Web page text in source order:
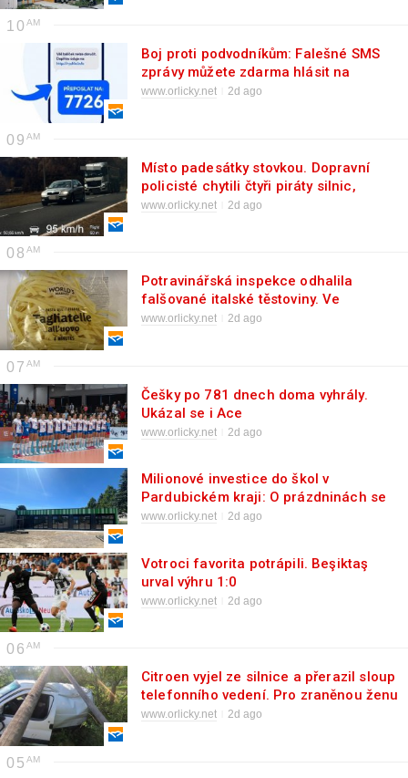
10
Boj proti podvodníkům: Falešné SMS
zprávy můžete zdarma hlásit na
jednotnou linku 7726
www.orlicky.net 2d ago
09
Místo padesátky stovkou. Dopravní
policisté chytili čtyři piráty silnic,
cizinci platili vysoké kauce
www.orlicky.net 2d ago
08
Potravinářská inspekce odhalila
falšované italské těstoviny. Ve
vaječných tagliatelle chyběla více než
www.orlicky.net 2d ago
07
Češky po 781 dnech doma vyhrály.
Ukázal se i Ace
www.orlicky.net 2d ago
Milionové investice do škol v
Pardubickém kraji: O prázdninách se
staví nové učebny, tělocvičny i moderní
www.orlicky.net 2d ago
Votroci favorita potrápili. Beşiktaş
urval výhru 1:0
www.orlicky.net 2d ago
06
Citroen vyjel ze silnice a přerazil sloup
telefonního vedení. Pro zraněnou ženu
přiletěl vrtulník
www.orlicky.net 2d ago
05